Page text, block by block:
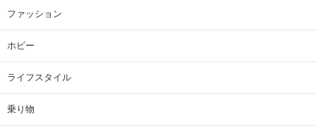
ファッション
ホビー
ライフスタイル
乗り物